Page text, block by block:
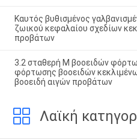
Καυτός βυθισμένος
ζωικού κεφαλαίου σχεδίων
προβάτων
3.2 σταθερή Μ βοοειδών
φόρτωσης βοοειδών
βοοειδή αιγών προβάτων
Λαϊκή